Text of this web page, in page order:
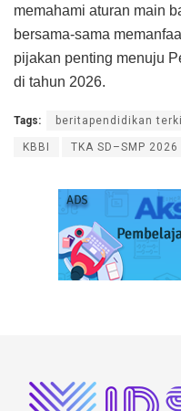
memahami aturan main
bersama-sama
pijakan penting menuju
di tahun 2026.
Tags: beritapendidikan
KBBI TKA SD–SMP 2026